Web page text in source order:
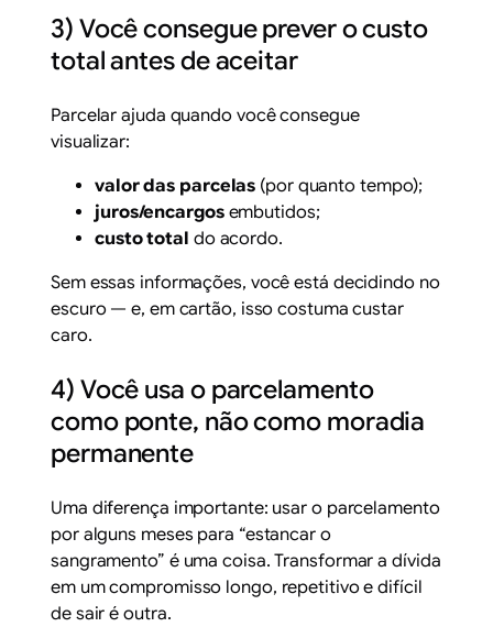
3) Você consegue prever o custo
total antes de aceitar
Parcelar ajuda quando você consegue
visualizar:
valor das parcelas (por quanto tempo);
juros/encargosembutidos;
custo total do acordo.
Sem essas informações, você está decidindo no
escuro — e, em cartão, isso costuma custar
caro.
4) Você usa o parcelamento
como ponte, não como moradia
permanente
Uma diferença importante: usar o parcelamento
por alguns meses para “estancar o
sangramento” é uma coisa. Transformar a dívida
em um compromisso longo, repetitivo e difícil
de sair é outra.